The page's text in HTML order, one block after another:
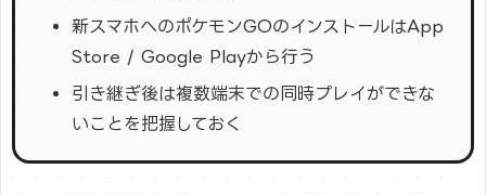
新スマホへのポケモンGOのインストールはApp
Store / Google Playから行う
引き継ぎ後は複数端末での同時プレイができな
いことを把握しておく